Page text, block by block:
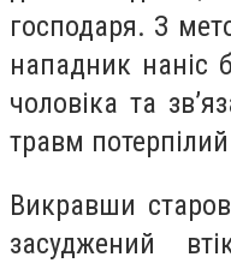
господаря. З
нападник наніс
чоловіка та
травм
Викравши
засуджений